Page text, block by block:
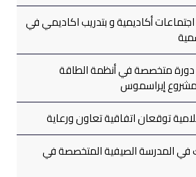
أكاديمية و بتدريب اكاديمي في
متخصصة في أنظمة الطاقة
إيراسموس
توقعان اتفاقية تعاون ورعاية
المدرسة الصيفية المتخصصة في